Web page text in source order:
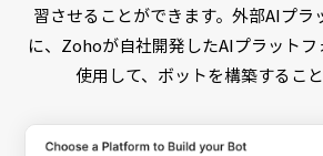
習させることができます。外部AIプラ
に、Zohoが自社開発したAIプラット
使用して、ボットを構築すること